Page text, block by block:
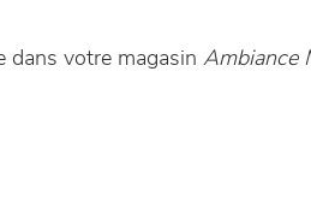
dans votre magasin Ambiance